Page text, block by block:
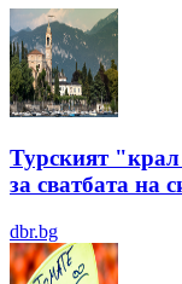
Турският
за сватбата на
dbr.bg